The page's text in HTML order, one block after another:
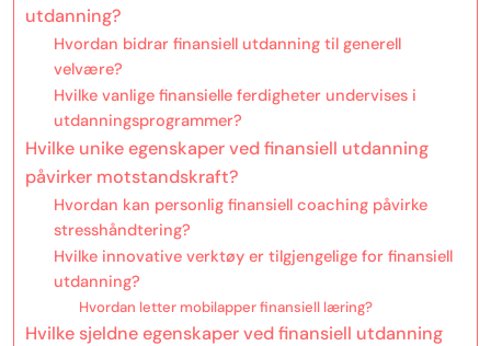
utdanning?
Hvordan bidrar finansiell utdanning til generell
velvære?
Hvilke vanlige finansielle ferdigheter undervises i
utdanningsprogrammer?
Hvilke unike egenskaper ved finansiell utdanning
påvirker motstandskraft?
Hvordan kan personlig finansiell coaching påvirke
stresshåndtering?
Hvilke innovative verktøy er tilgjengelige for finansiell
utdanning?
Hvordan letter mobilapper finansiell læring?
Hvilke sjeldne egenskaper ved finansiell utdanning